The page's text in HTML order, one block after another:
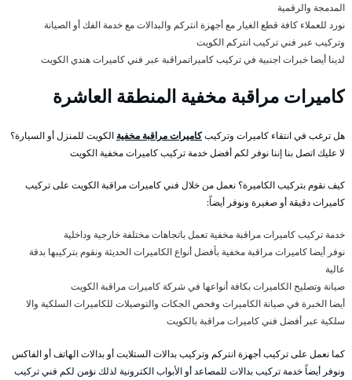
المدمجة والرقمية
نورد للعملاء كافة قطع الغيار مع أجهزة انتركم والبدالات مع خدمة الفك أو الصيانة
وتركيب عبر فني تركيب انتركم الكويت
لدينا أيضا خبرات اجنبية في تركيب كاميراتمراقبة عبر فني كاميرات هندي الكويت
كاميرات مراقبة مخفية المنطقة العاشرة
هل ترغب في انتقاء كاميرات وتركيبكاميرات مراقبة مخفية الكويت للمنزل أو السيارة؟
لا عليك اتصل بنا إننا نوفر لكم أفضل خدمة تركيب كاميرات مخفية الكويت
كيف نقوم بتركيب الكاميرة؟ نعمل من خلال فني كاميرات مراقبة الكويت على تركيب
كاميرات دقيقة أو صغيرة ونوفر أيضاً:
خدمة تركيب كاميرات مراقبة مخفية تعمل باتجاهات مختلفة خارجية وداخلية
نوفر أيضا كاميرات مراقبة مخفية بأفضل أنواع الكاميرات الحديثة ونقوم بتركيبها بدقة
عالية
صيانة وتصليح الكاميرات بكافة أنواعها في شركة كاميرات مراقبة الكويت
أيضا الخبرة في صيانة الكاميرات وفحص الجكات والتوصيلات للكاميرات السلكية والا
سلكية عبر أفضل فني كاميرات مراقبة بالكويت
كما نعمل على تركيب أجهزة انتركم وتركيب بدالات الستلايت أو بدالات الهاتف أو الفاكس
ونوفر أيضاً خدمة تركيب بدالات للمصاعد أو الأبواب الكترونية لذلك نؤمن لكم فني تركيب